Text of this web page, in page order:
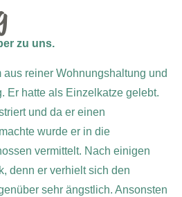
zu uns.
aus reiner Wohnungshaltung und
Er hatte als Einzelkatze gelebt.
und da er einen
wurde er in die
vermittelt. Nach einigen
denn er verhielt sich den
sehr ängstlich. Ansonsten